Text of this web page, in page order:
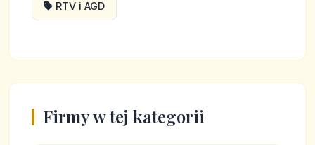
RTV i AGD
Firmy w tej kategorii